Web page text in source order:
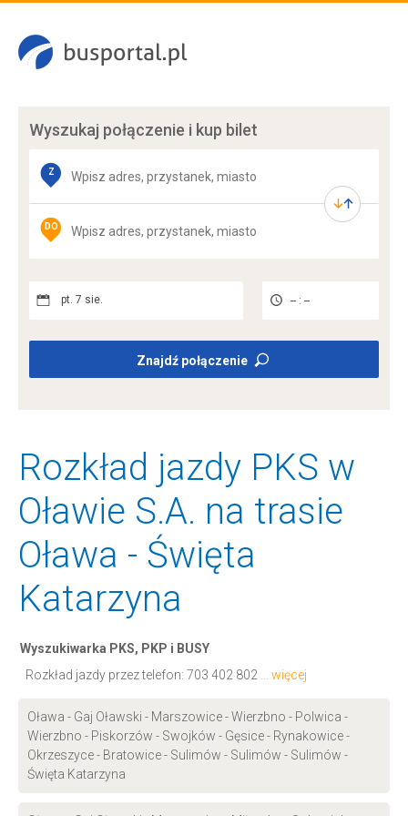
Wyszukaj połączenie i kup bilet
Z
DO
pt. 7 sie. -- : --
Znajdź połączenie
Rozkład jazdy PKS w
Oławie S.A. na trasie
Oława - Święta
Katarzyna
Wyszukiwarka PKS, PKP i BUSY
Rozkład jazdy przez telefon: 703 402 802 ... więcej
Oława - Gaj Oławski - Marszowice - Wierzbno - Polwica -
Wierzbno - Piskorzów - Swojków - Gęsice - Rynakowice -
Okrzeszyce - Bratowice - Sulimów - Sulimów - Sulimów -
Święta Katarzyna